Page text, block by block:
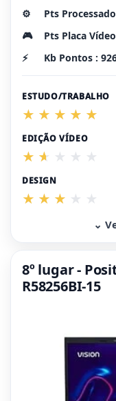
⚙️
Pts
🎮
Pts Placa
⚡
Kb Pontos :
ESTUDO/TRABALHO
EDIÇÃO VÍDEO
DESIGN
⌄
8º lugar -
R58256BI-15